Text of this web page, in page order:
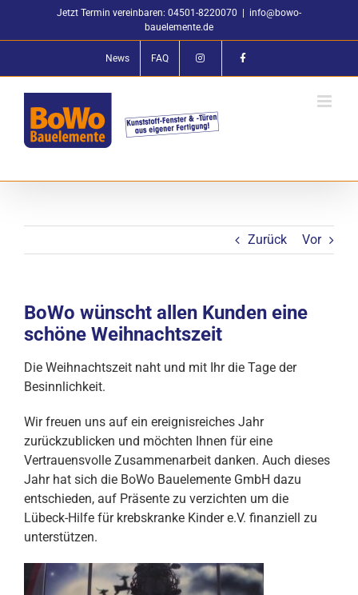
Jetzt Termin vereinbaren: 04501-8220070
info@bowo-
bauelemente.de
News FAQ
Zurück Vor
BoWo wünscht allen Kunden eine
schöne Weihnachtszeit
Die Weihnachtszeit naht und mit Ihr die Tage der
Besinnlichkeit.
Wir freuen uns auf ein ereignisreiches Jahr
zurückzublicken und möchten Ihnen für eine
Vertrauensvolle Zusammenarbeit danken. Auch dieses
Jahr hat sich die BoWo Bauelemente GmbH dazu
entschieden, auf Präsente zu verzichten um die
Lübeck-Hilfe für krebskranke Kinder e.V. finanziell zu
unterstützen.